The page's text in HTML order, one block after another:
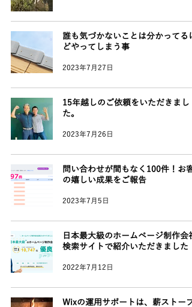
誰も気づかないことは分かってるけ
どやってしまう事
2023年7月27日
15年越しのご依頼をいただきまし
た。
2023年7月26日
問い合わせが間もなく100件！お客
の嬉しい成果をご報告
2023年7月5日
日本最大級のホームページ制作会社
検索サイトで紹介いただきました
2022年7月12日
Wixの運用サポートは、薪ストーブ